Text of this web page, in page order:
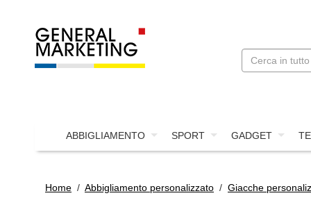
ABBIGLIAMENTO SPORT GADGET
Home / Abbigliamento personalizzato / Giacche